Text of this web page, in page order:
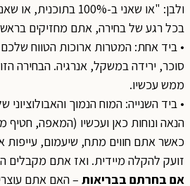
ולבן: "או שאני ב-100% בתוכנית, או שאני כישלון מוחלט".
בכל רגע של בחירה, אתם מחזיקים
• ביד אחת: המטרות ארוכות הטווח שלכם:
סוכר, ירידה במשקל, אנרגיה. הבחירה
ממש עכשיו.
• ביד השנייה: המוח הנמוך
הנאה ונוחות כאן ועכשיו (המאפה, חטיף
כאשר אתם חווים מתח, שיעמום, עייפות
זועק להקלה מיידית. ואז אתם מקבלים
אם בחרתם בבריאות– האם אתם